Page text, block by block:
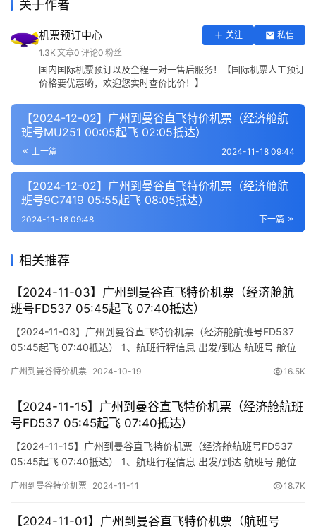
关于作者
机票预订中心 关注
私信
1.3K 文章0 评论0 粉丝
国内国际机票预订以及全程一对一售后服务！【国际机票人工预订
价格要优惠哟，欢迎您实时查价比价！】
【2024-12-02】广州到曼谷直飞特价机票（经济舱航
班号MU251 00:05起飞 02:05抵达）
上一篇 2024-11-18 09:44
【2024-12-02】广州到曼谷直飞特价机票（经济舱航
班号9C7419 05:55起飞 08:05抵达）
下一篇
2024-11-18 09:48
相关推荐
【2024-11-03】广州到曼谷直飞特价机票（经济舱航
班号FD537 05:45起飞 07:40抵达）
【2024-11-03】广州到曼谷直飞特价机票（经济舱航班号FD537
05:45起飞 07:40抵达） 1、航班行程信息 出发/到达 航班号 舱位
(class) (Departure Time) (Arrival Time) 出发(TakeOff) …
广州到曼谷特价机票 2024-10-19 16.5K
【2024-11-15】广州到曼谷直飞特价机票（经济舱航班
号FD537 05:45起飞 07:40抵达）
【2024-11-15】广州到曼谷直飞特价机票（经济舱航班号FD537
05:45起飞 07:40抵达） 1、航班行程信息 出发/到达 航班号 舱位
(class) (Departure Time) (Arrival Time) 出发(TakeOff) …
广州到曼谷特价机票 2024-11-11 18.7K
【2024-11-01】广州到曼谷直飞特价机票（航班号